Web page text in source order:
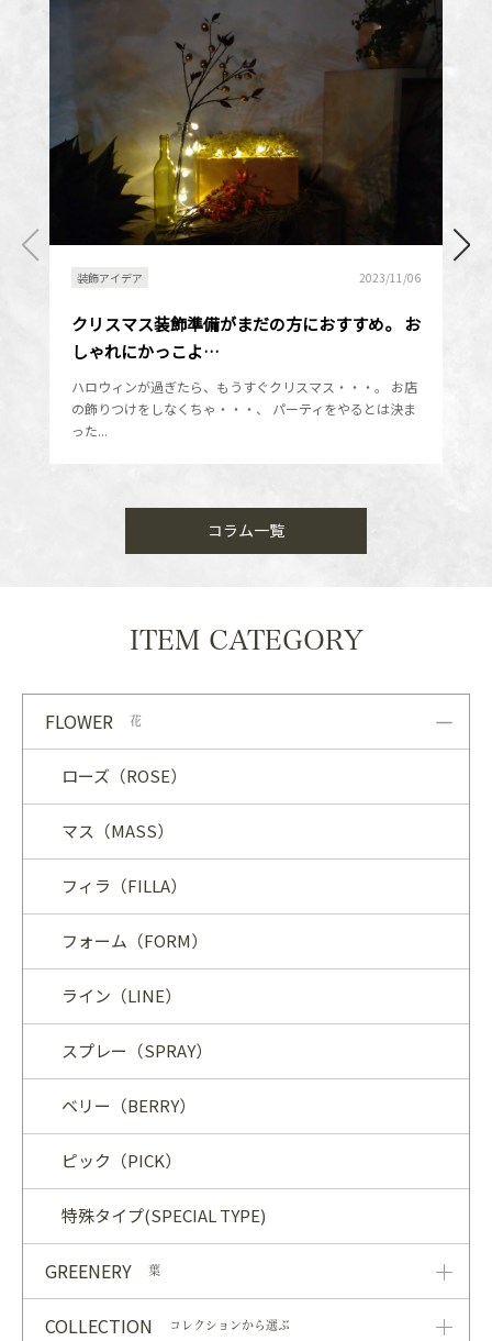
お買い物を続ける カートへ進む
装飾アイデア 2023/11/06
クリスマス装飾準備がまだの方におすすめ。 お
しゃれにかっこよ…
ハロウィンが過ぎたら、もうすぐクリスマス・・・。 お店
の飾りつけをしなくちゃ・・・、 パーティをやるとは決ま
った...
コラム一覧
ITEM CATEGORY
FLOWER 花
ローズ（ROSE）
マス（MASS）
フィラ（FILLA）
フォーム（FORM）
ライン（LINE）
スプレー（SPRAY）
ベリー（BERRY）
ピック（PICK）
特殊タイプ(SPECIAL TYPE)
GREENERY 葉
COLLECTION コレクションから選ぶ